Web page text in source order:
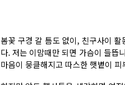
봄꽃 구경 갈 틈도 없이, 친구사이
다. 저는 이맘때만 되면 가슴이 들뜹
마음이 뭉클해지고 따스한 햇볕이